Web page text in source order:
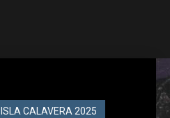
CALAVERA 2025